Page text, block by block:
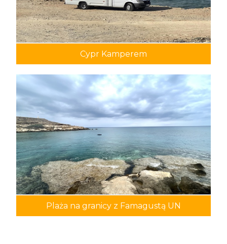
Cypr Kamperem
Plaża na granicy z Famagustą UN